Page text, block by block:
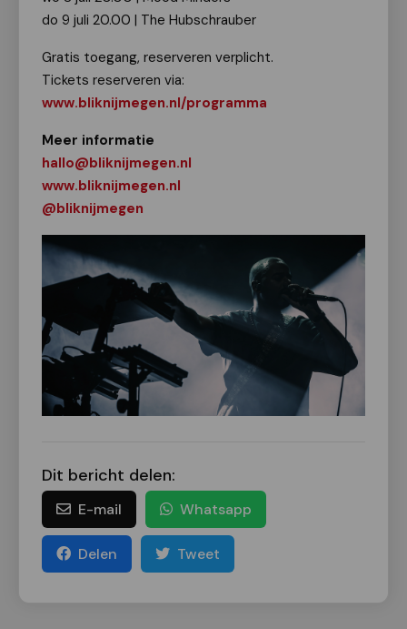
do 9 juli 20.00 | The Hubschrauber
Gratis toegang, reserveren verplicht.
Tickets reserveren via:
www.bliknijmegen.nl/programma
Meer informatie
hallo@bliknijmegen.nl
www.bliknijmegen.nl
@bliknijmegen
Dit bericht delen:
E-mail Whatsapp
Delen Tweet